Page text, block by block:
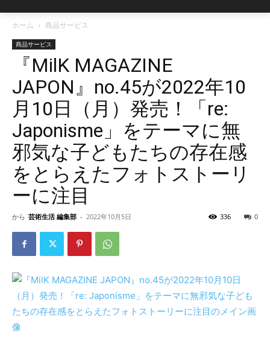
ホーム 商品サービス
商品サービス
『MilK MAGAZINE
JAPON』no.45が2022年10
月10日（月）発売！「re:
Japonisme」をテーマに無
邪気な子どもたちの存在感
をとらえたフォトストーリ
ーに注目
から 芸術生活 編集部 - 2022年10月5日 0
336